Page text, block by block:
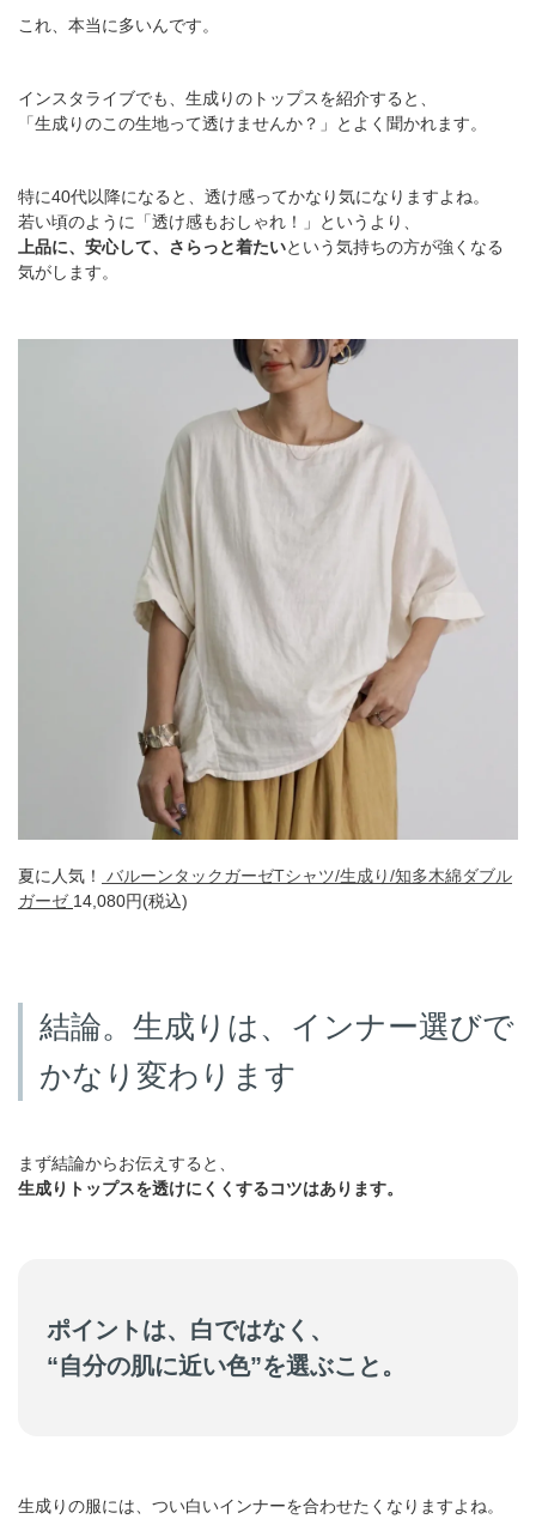
これ、本当に多いんです。
インスタライブでも、生成りのトップスを紹介すると、
「生成りのこの生地って透けませんか？」とよく聞かれます。
特に40代以降になると、透け感ってかなり気になりますよね。
若い頃のように「透け感もおしゃれ！」というより、
上品に、安心して、さらっと着たいという気持ちの方が強くなる
気がします。
夏に人気！
バルーンタックガーゼTシャツ/生成り/知多木綿ダブル
ガーゼ 14,080円(税込)
結論。生成りは、インナー選びで
かなり変わります
まず結論からお伝えすると、
生成りトップスを透けにくくするコツはあります。
ポイントは、白ではなく、
“自分の肌に近い色”を選ぶこと。
生成りの服には、つい白いインナーを合わせたくなりますよね。